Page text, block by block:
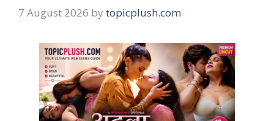
7 August 2026 by topicplush.com